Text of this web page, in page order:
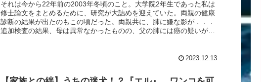
それは今から22年前の2003年冬頃のこと。大学院2年生であった私は
修士論文をまとめるために、研究が大詰めを迎えていた。両親の健康
診断の結果が出たのもこの頃だった。両親共に、肺に嫌な影が．．．
追加検査の結果、母は異常なかったものの、父の肺には癌の疑いが残
2023.12.13